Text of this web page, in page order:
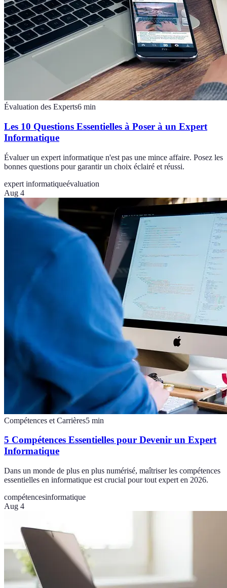
Évaluation des Experts6 min
Les 10 Questions Essentielles à Poser à un Expert
Informatique
Évaluer un expert informatique n'est pas une mince affaire. Posez les
bonnes questions pour garantir un choix éclairé et réussi.
expert informatiqueévaluation
Aug 4
Compétences et Carrières5 min
5 Compétences Essentielles pour Devenir un Expert
Informatique
Dans un monde de plus en plus numérisé, maîtriser les compétences
essentielles en informatique est crucial pour tout expert en 2026.
compétencesinformatique
Aug 4